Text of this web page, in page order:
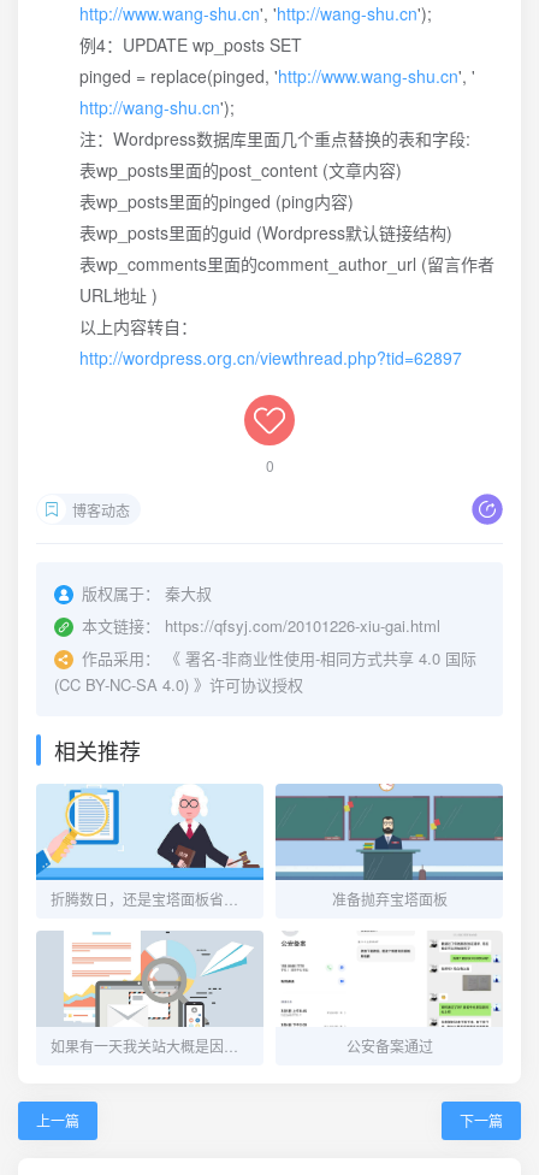
http://www.wang-shu.cn', 'http://wang-shu.cn');
例4：UPDATE wp_posts SET
pinged = replace(pinged, 'http://www.wang-shu.cn', '
http://wang-shu.cn');
注：Wordpress数据库里面几个重点替换的表和字段:
表wp_posts里面的post_content (文章内容)
表wp_posts里面的pinged (ping内容)
表wp_posts里面的guid (Wordpress默认链接结构)
表wp_comments里面的comment_author_url (留言作者
URL地址 )
以上内容转自：
http://wordpress.org.cn/viewthread.php?tid=62897
0
博客动态
版权属于：
秦大叔
本文链接：
https://qfsyj.com/20101226-xiu-gai.html
作品采用：
《 署名-非商业性使用-相同方式共享 4.0 国际
(CC BY-NC-SA 4.0) 》许可协议授权
相关推荐
准备抛弃宝塔面板
公安备案通过
上一篇 下一篇